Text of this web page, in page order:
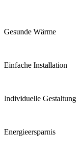
Gesunde Wärme
Einfache Installation
Individuelle Gestaltung
Energieersparnis